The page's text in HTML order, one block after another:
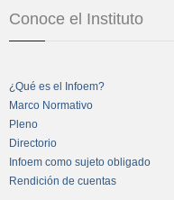
Conoce el Instituto
¿Qué es el Infoem?
Marco Normativo
Pleno
Directorio
Infoem como sujeto obligado
Rendición de cuentas